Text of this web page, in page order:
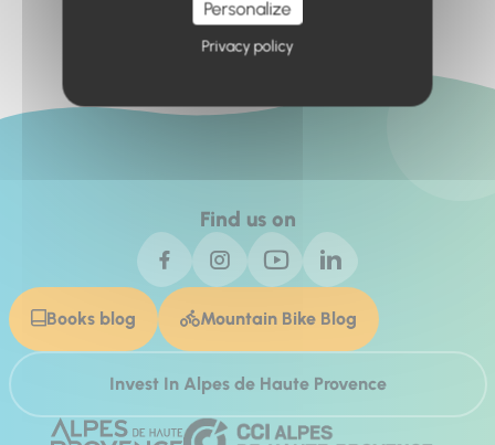
Find us on
Books blog Mountain Bike Blog
Invest In Alpes de Haute Provence
Personalize
Privacy policy